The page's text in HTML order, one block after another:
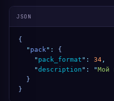
JSON
{
  "
pack" :
{
    "
pack_format " : 34 ,
    "
description " : "Мой
  }
}